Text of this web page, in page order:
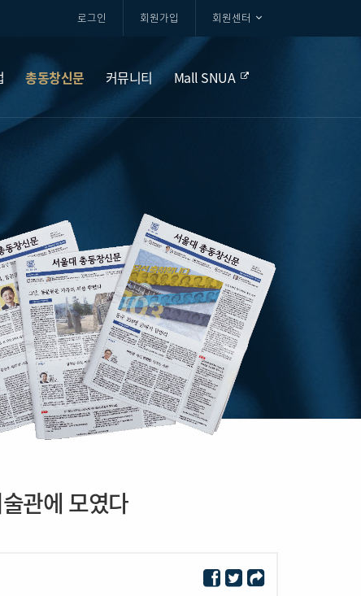
로그인 회원가입 회원센터
총동창신문 커뮤니티 Mall SNUA
관에 모였다